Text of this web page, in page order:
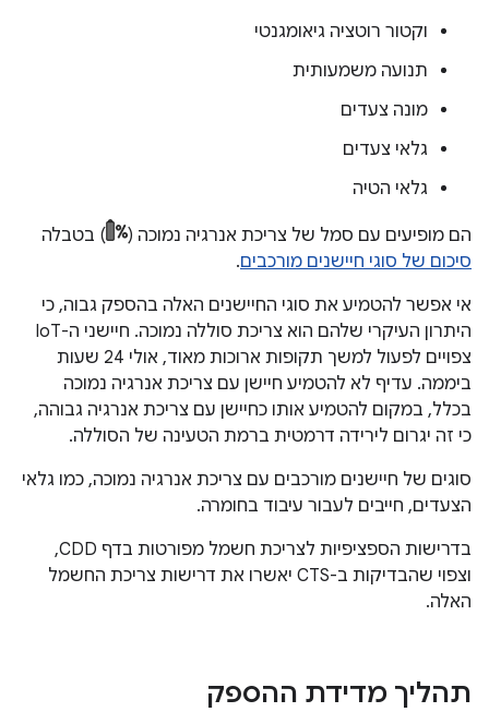
וקטור רוטציה גיאומגנטי
תנועה משמעותית
מונה צעדים
גלאי צעדים
גלאי הטיה
הם מופיעים עם סמל של צריכת אנרגיה נמוכה (
) בטבלה
סיכום של סוגי חיישנים מורכבים.
אי אפשר להטמיע את סוגי החיישנים האלה בהספק גבוה, כי
היתרון העיקרי שלהם הוא צריכת סוללה נמוכה. חיישני ה-IoT
צפויים לפעול למשך תקופות ארוכות מאוד, אולי 24 שעות
ביממה. עדיף לא להטמיע חיישן עם צריכת אנרגיה נמוכה
בכלל, במקום להטמיע אותו כחיישן עם צריכת אנרגיה גבוהה,
כי זה יגרום לירידה דרמטית ברמת הטעינה של הסוללה.
סוגים של חיישנים מורכבים עם צריכת אנרגיה נמוכה, כמו גלאי
הצעדים, חייבים לעבור עיבוד בחומרה.
בדרישות הספציפיות לצריכת חשמל מפורטות בדף CDD,
וצפוי שהבדיקות ב-CTS יאשרו את דרישות צריכת החשמל
האלה.
תהליך מדידת ההספק